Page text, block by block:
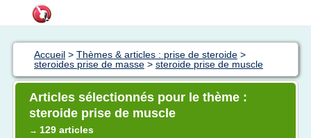
Accueil > Thèmes & articles : prise de steroide >
steroides prise de masse > steroide prise de muscle
Articles sélectionnés pour le thème :
steroide prise de muscle
→ 129 articles